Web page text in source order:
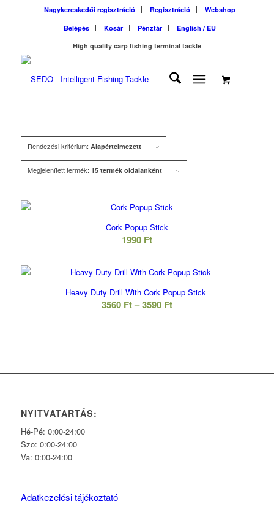
Nagykereskedői regisztráció Regisztráció
Webshop
Belépés
Kosár Pénztár
English / EU
High quality carp fishing terminal tackle
Rendezési kritérium: Alapértelmezett
Megjelenített termék: 15 termék oldalanként
Cork Popup Stick
1990 Ft
Heavy Duty Drill With Cork Popup Stick
3560 Ft–3590 FtÁrtartomány:
NYITVATARTÁS:
Hé-Pé: 0:00-24:00
Szo: 0:00-24:00
Va: 0:00-24:00
Adatkezelési tájékoztató